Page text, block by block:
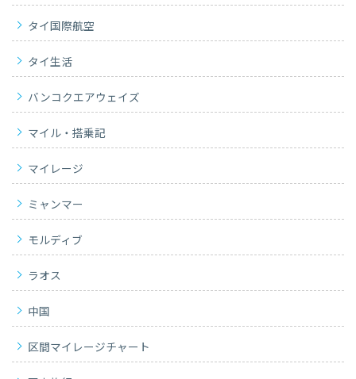
タイ国際航空
タイ生活
バンコクエアウェイズ
マイル・搭乗記
マイレージ
ミャンマー
モルディブ
ラオス
中国
区間マイレージチャート